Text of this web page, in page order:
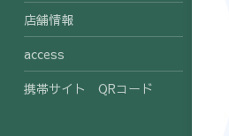
店舗情報
access
携帯サイト QRコード